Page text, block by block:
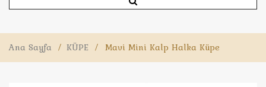
Ana Sayfa / KÜPE / Mavi Mini Kalp Halka Küpe